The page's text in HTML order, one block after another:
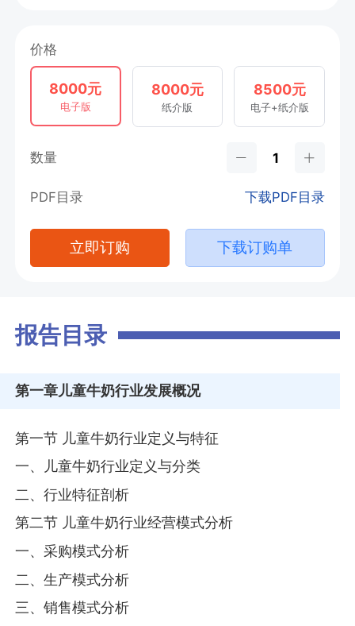
价格
8000元
电子版
8000元
纸介版
8500元
电子+纸介版
数量
PDF目录 下载PDF目录
立即订购 下载订购单
报告目录
第一章儿童牛奶行业发展概况
第一节 儿童牛奶行业定义与特征
一、儿童牛奶行业定义与分类
二、行业特征剖析
第二节 儿童牛奶行业经营模式分析
一、采购模式分析
二、生产模式分析
三、销售模式分析